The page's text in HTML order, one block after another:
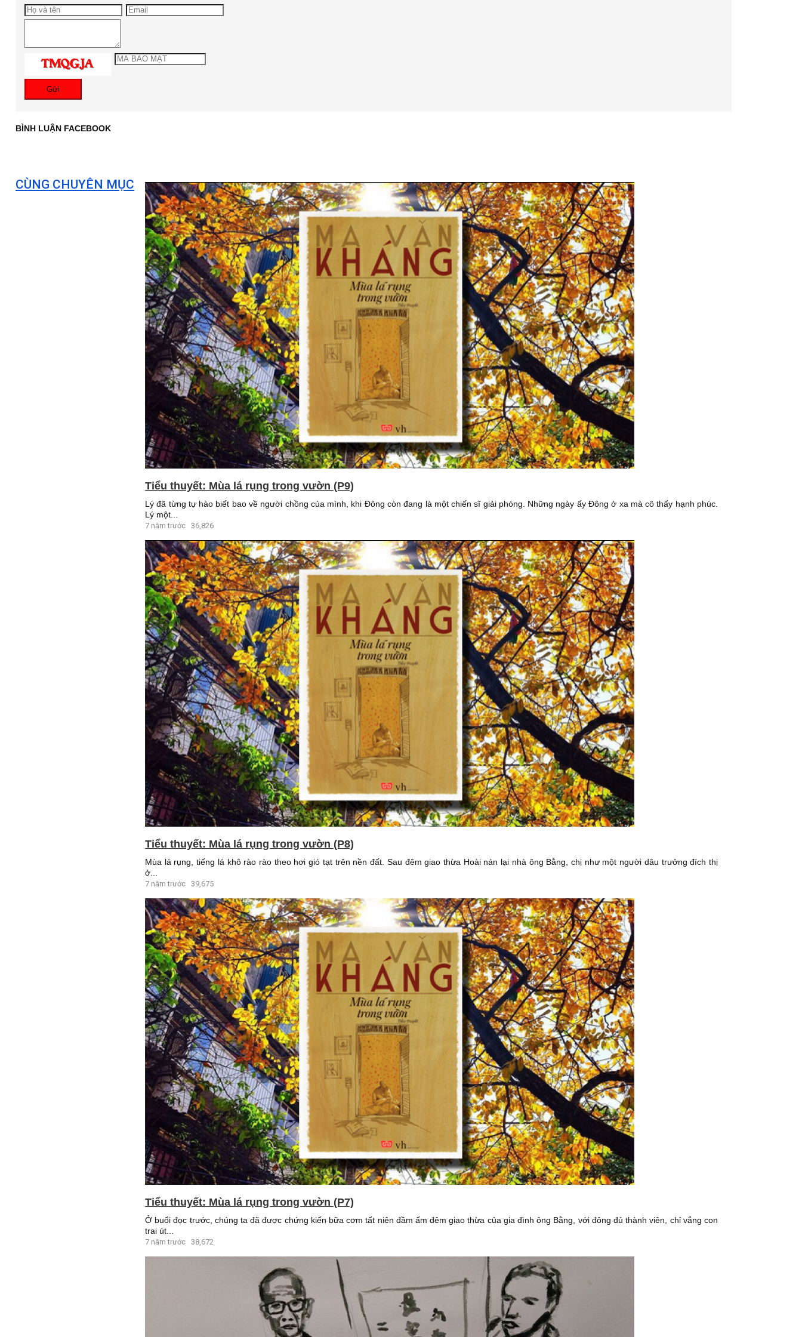
Gửi
BÌNH LUẬN FACEBOOK
CÙNG CHUYÊN MỤC
Tiểu thuyết: Mùa lá rụng trong vườn (P9)
Lý đã từng tự hào biết bao về người chồng của mình, khi Đông còn đang là một chiến sĩ giải phóng. Những ngày ấy Đông ở xa mà cô thấy hạnh phúc.
Lý một...
7 năm trước 36,826
Tiểu thuyết: Mùa lá rụng trong vườn (P8)
Mùa lá rụng, tiếng lá khô rào rào theo hơi gió tạt trên nền đất. Sau đêm giao thừa Hoài nán lại nhà ông Bằng, chị như một người dâu trưởng đích thị
ở...
7 năm trước 39,675
Tiểu thuyết: Mùa lá rụng trong vườn (P7)
Ở buổi đọc trước, chúng ta đã được chứng kiến bữa cơm tất niên đầm ấm đêm giao thừa của gia đình ông Bằng, với đông đủ thành viên, chỉ vắng con
trai út...
7 năm trước 38,672